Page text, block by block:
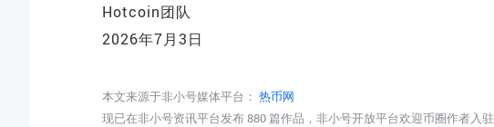
Hotcoin团队
2026年7月3日
本文来源于非小号媒体平台： 热币网
现已在非小号资讯平台发布 880 篇作品，非小号开放平台欢迎币圈作者入驻